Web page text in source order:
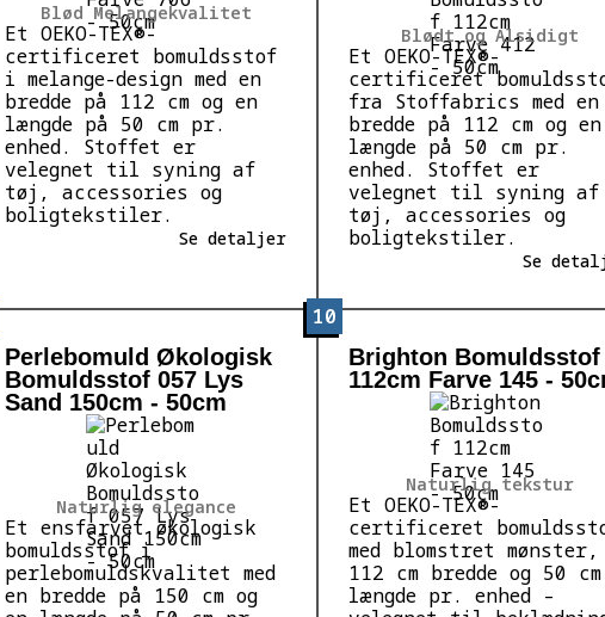
Blød Melangekvalitet
Et OEKO-TEX®-
certificeret bomuldsstof
i melange-design med en
bredde på 112 cm og en
længde på 50 cm pr.
enhed. Stoffet er
velegnet til syning af
tøj, accessories og
boligtekstiler.
Se detaljer
Blødt og Alsidigt
Et OEKO-TEX®-
certificeret
fra Stoffabrics med en
bredde på 112 cm og en
længde på 50 cm pr.
enhed. Stoffet er
velegnet til syning af
tøj, accessories og
boligtekstiler.
Se
Naturlig elegance
Perlebomuld Økologisk
Bomuldsstof 057 Lys
Sand 150cm - 50cm
Et ensfarvet økologisk
bomuldsstof i
perlebomuldskvalitet med
en bredde på 150 cm og
10
Naturlig tekstur
Brighton Bomuldsstof
112cm Farve 145 -
Et OEKO-TEX®-
certificeret
med blomstret mønster,
112 cm bredde og 50 cm
længde pr. enhed –